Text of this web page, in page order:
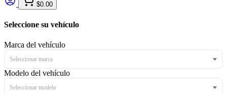
$0.00
Seleccione su vehículo
Marca del vehículo
Seleccionar marca
Modelo del vehículo
Seleccionar modelo